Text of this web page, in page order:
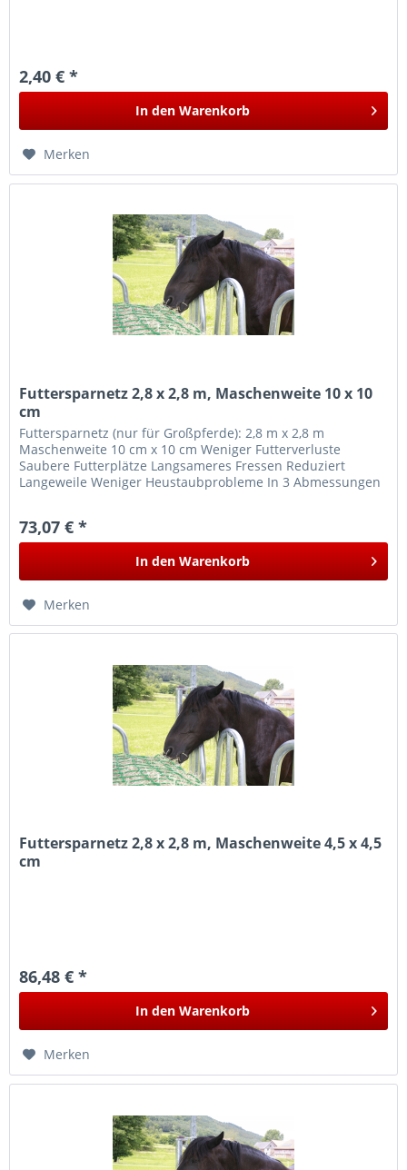
2,40 € *
In den Warenkorb
Merken
Futtersparnetz 2,8 x 2,8 m, Maschenweite 10 x 10
cm
Futtersparnetz (nur für Großpferde): 2,8 m x 2,8 m
Maschenweite 10 cm x 10 cm Weniger Futterverluste
Saubere Futterplätze Langsameres Fressen Reduziert
Langeweile Weniger Heustaubprobleme In 3 Abmessungen
73,07 € *
In den Warenkorb
Merken
Futtersparnetz 2,8 x 2,8 m, Maschenweite 4,5 x 4,5
cm
86,48 € *
In den Warenkorb
Merken